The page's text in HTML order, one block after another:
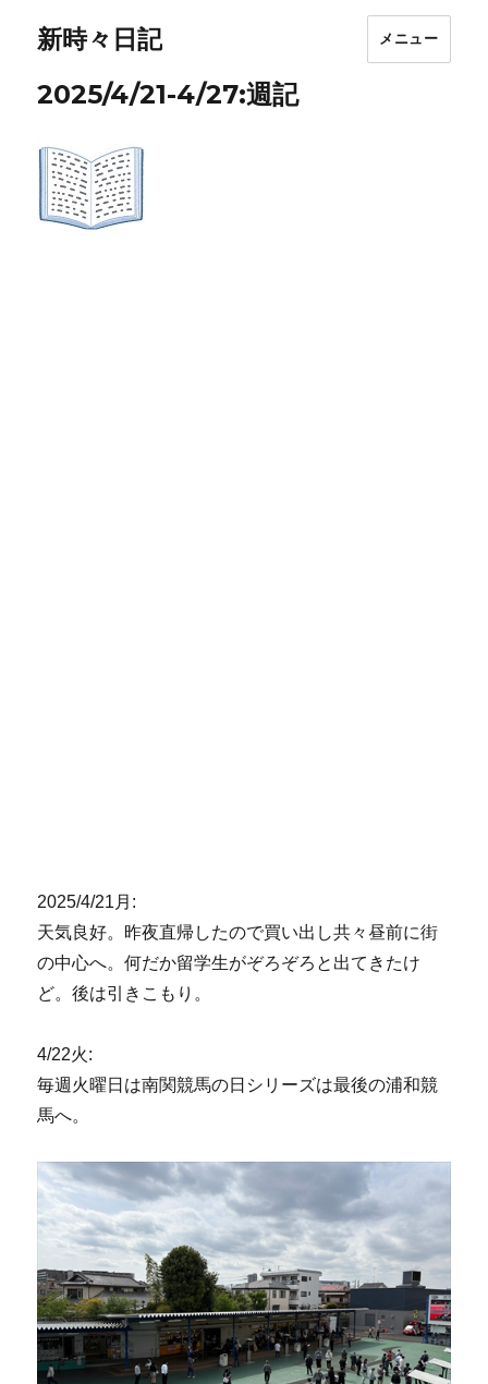
新時々日記 メニュー
2025/4/21-4/27:週記
2025/4/21月:
天気良好。昨夜直帰したので買い出し共々昼前に街
の中心へ。何だか留学生がぞろぞろと出てきたけ
ど。後は引きこもり。
4/22火:
毎週火曜日は南関競馬の日シリーズは最後の浦和競
馬へ。